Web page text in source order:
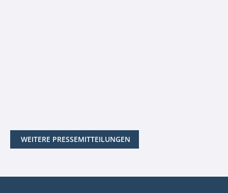
WEITERE PRESSEMITTEILUNGEN